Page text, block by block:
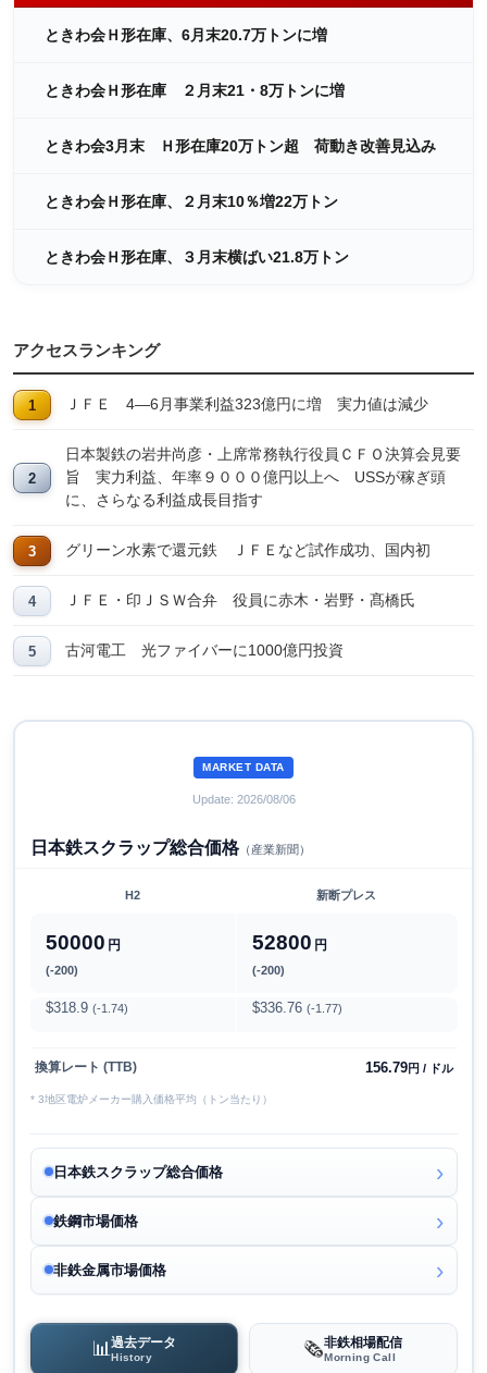
ときわ会Ｈ形在庫、6月末20.7万トンに増
ときわ会Ｈ形在庫 ２月末21・8万トンに増
ときわ会3月末 Ｈ形在庫20万トン超 荷動き改善見込み
ときわ会Ｈ形在庫、２月末10％増22万トン
ときわ会Ｈ形在庫、３月末横ばい21.8万トン
アクセスランキング
ＪＦＥ 4―6月事業利益323億円に増 実力値は減少
日本製鉄の岩井尚彦・上席常務執行役員ＣＦＯ決算会見要
旨 実力利益、年率９０００億円以上へ USSが稼ぎ頭
に、さらなる利益成長目指す
グリーン水素で還元鉄 ＪＦＥなど試作成功、国内初
ＪＦＥ・印ＪＳＷ合弁 役員に赤木・岩野・髙橋氏
古河電工 光ファイバーに1000億円投資
MARKET DATA
Update: 2026/08/06
日本鉄スクラップ総合価格（産業新聞）
H2 新断プレス
50000 円
(-200)
52800 円
(-200)
$318.9 (-1.74) $336.76 (-1.77)
換算レート (TTB) 156.79円 / ドル
* 3地区電炉メーカー購入価格平均（トン当たり）
日本鉄スクラップ総合価格
鉄鋼市場価格
非鉄金属市場価格
📊過去データ
History 🗞️非鉄相場配信
Morning Call